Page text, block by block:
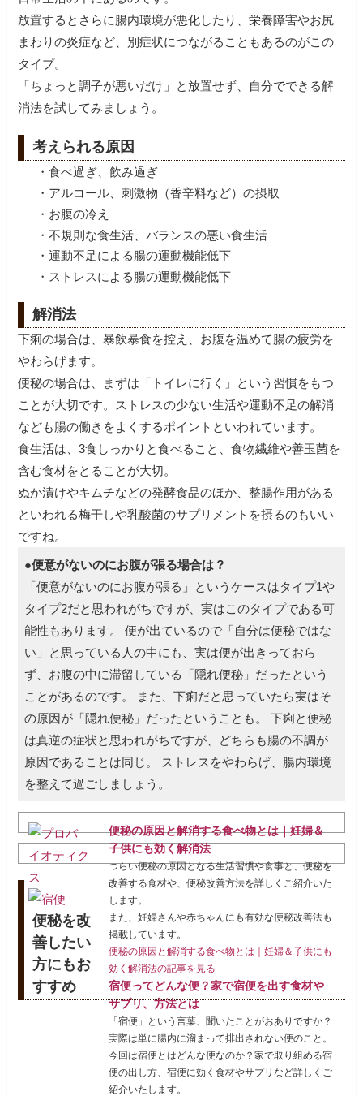
放置するとさらに腸内環境が悪化したり、栄養障害やお尻
まわりの炎症など、別症状につながることもあるのがこの
タイプ。
「ちょっと調子が悪いだけ」と放置せず、自分でできる解
消法を試してみましょう。
考えられる原因
・食べ過ぎ、飲み過ぎ
・アルコール、刺激物（香辛料など）の摂取
・お腹の冷え
・不規則な食生活、バランスの悪い食生活
・運動不足による腸の運動機能低下
・ストレスによる腸の運動機能低下
解消法
下痢の場合は、暴飲暴食を控え、お腹を温めて腸の疲労を
やわらげます。
便秘の場合は、まずは「トイレに行く」という習慣をもつ
ことが大切です。ストレスの少ない生活や運動不足の解消
なども腸の働きをよくするポイントといわれています。
食生活は、3食しっかりと食べること、食物繊維や善玉菌を
含む食材をとることが大切。
ぬか漬けやキムチなどの発酵食品のほか、整腸作用がある
といわれる梅干しや乳酸菌のサプリメントを摂るのもいい
ですね。
●便意がないのにお腹が張る場合は？
「便意がないのにお腹が張る」というケースはタイプ1や
タイプ2だと思われがちですが、実はこのタイプである可
能性もあります。
便が出ているので「自分は便秘ではな
い」と思っている人の中にも、実は便が出きっておら
ず、お腹の中に滞留している「隠れ便秘」だったという
ことがあるのです。
また、下痢だと思っていたら実はそ
の原因が「隠れ便秘」だったということも。
下痢と便秘
は真逆の症状と思われがちですが、どちらも腸の不調が
原因であることは同じ。
ストレスをやわらげ、腸内環境
を整えて過ごしましょう。
便秘の原因と解消する食べ物とは｜妊婦＆
子供にも効く解消法
つらい便秘の原因となる生活習慣や食事と、便秘を
改善する食材や、便秘改善方法を詳しくご紹介いた
します。
また、妊婦さんや赤ちゃんにも有効な便秘改善法も
掲載しています。
便秘の原因と解消する食べ物とは｜妊婦＆子供にも
効く解消法の記事を見る
宿便ってどんな便？家で宿便を出す食材や
サプリ、方法とは
「宿便」という言葉、聞いたことがおありですか？
実際は単に腸内に溜まって排出されない便のこと。
今回は宿便とはどんな便なのか？家で取り組める宿
便の出し方、宿便に効く食材やサプリなど詳しくご
紹介いたします。
便秘を改
善したい
方にもお
すすめ